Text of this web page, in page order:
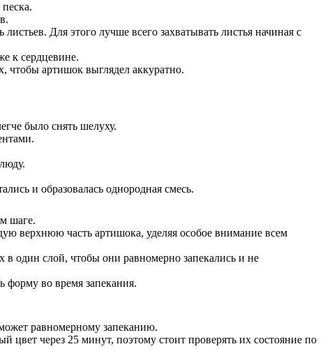
Для этого лучше всего захватывать листья начиная с
к сердцевине.
чтобы артишок выглядел аккуратно.
было снять шелуху.
и образовалась однородная смесь.
шаге.
верхнюю часть артишока, уделяя особое внимание всем
один слой, чтобы они равномерно запекались и не
форму во время запекания.
равномерному запеканию.
через 25 минут, поэтому стоит проверять их состояние по